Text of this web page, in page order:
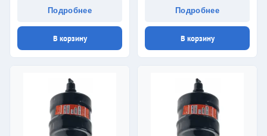
Подробнее
В корзину
Подробнее
В корзину